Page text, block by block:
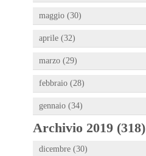
maggio (30)
aprile (32)
marzo (29)
febbraio (28)
gennaio (34)
Archivio 2019 (318)
dicembre (30)